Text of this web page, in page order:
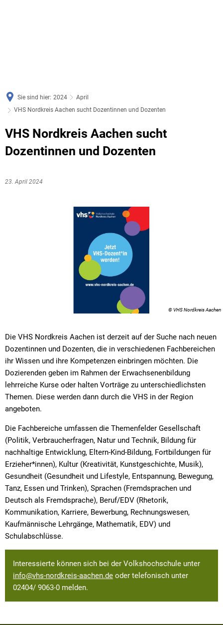
Sie sind hier: 2024
April
VHS Nordkreis Aachen sucht Dozentinnen und Dozenten
VHS Nordkreis Aachen sucht
Dozentinnen und Dozenten
23. April 2024
© VHS Nordkreis Aachen
Die VHS Nordkreis Aachen ist derzeit auf der Suche nach neuen
Dozentinnen und Dozenten, die in verschiedenen Fachbereichen
ihr Wissen und ihre Kompetenzen einbringen möchten. Die
Dozierenden geben im Rahmen der Erwachsenenbildung
lehrreiche Kurse oder halten Vorträge zu unterschiedlichsten
Themen. Diese werden dann durch die VHS in der Region
angeboten.
Die Fachbereiche umfassen die Themenfelder Gesellschaft
(Politik, Verbraucherfragen, Natur und Technik, Bildung für
nachhaltige Entwicklung, Eltern-Kind-Bildung, Fortbildungen für
Erzieher*innen), Kultur (Kreativität, Kunstgeschichte, Musik),
Gesundheit (Gesundheit und Lifestyle, Entspannung, Bewegung,
Tanz, Essen und Trinken), Sprachen (Fremdsprachen und
Deutsch als Fremdsprache), Beruf/EDV (Rhetorik,
Kommunikation, Karriere, Bewerbung, Rechnungswesen,
Kaufmännische Lehrgänge, Mathematik, EDV) und
Schulabschlüsse.
Interessierte können sich bei der Volkshochschule unter
info@vhs-nordkreis-aachen.de oder telefonisch unter
02404/ 9063-0 melden.